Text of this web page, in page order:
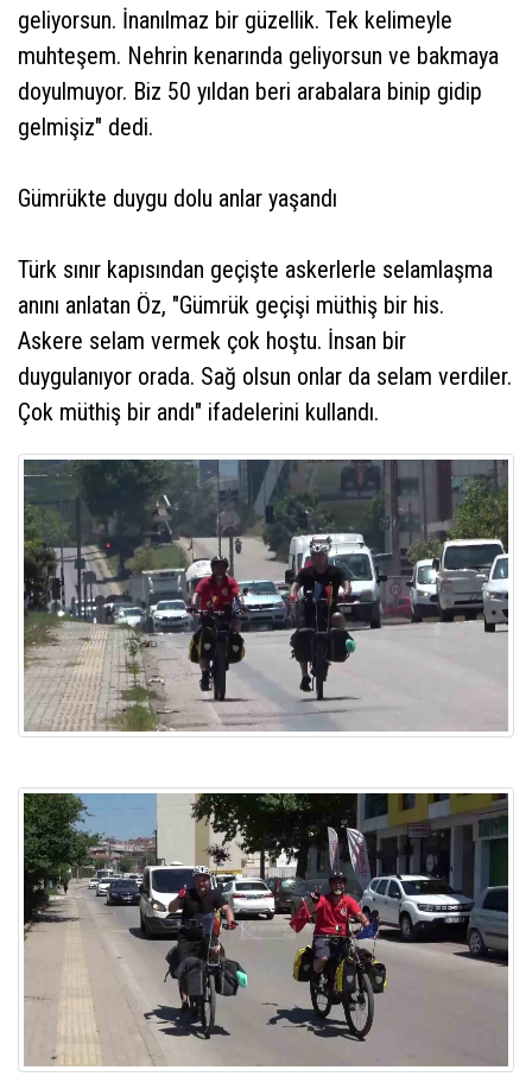
geliyorsun. İnanılmaz bir güzellik. Tek kelimeyle
muhteşem. Nehrin kenarında geliyorsun ve bakmaya
doyulmuyor. Biz 50 yıldan beri arabalara binip gidip
gelmişiz" dedi.
Gümrükte duygu dolu anlar yaşandı
Türk sınır kapısından geçişte askerlerle selamlaşma
anını anlatan Öz, "Gümrük geçişi müthiş bir his.
Askere selam vermek çok hoştu. İnsan bir
duygulanıyor orada. Sağ olsun onlar da selam verdiler.
Çok müthiş bir andı" ifadelerini kullandı.